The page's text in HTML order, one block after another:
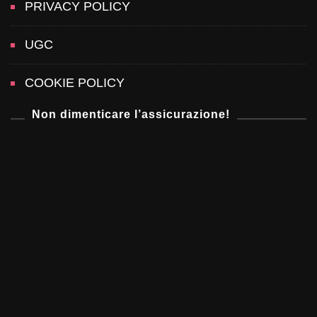
PRIVACY POLICY
UGC
COOKIE POLICY
Non dimenticare l’assicurazione!